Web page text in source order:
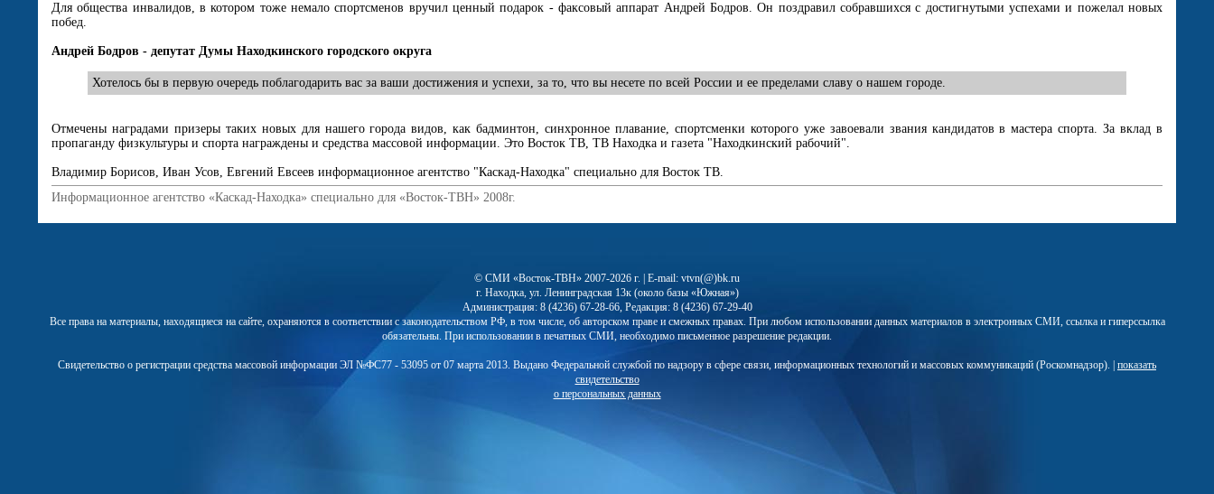
Для общества инвалидов, в котором тоже немало спортсменов вручил ценный подарок - факсовый аппарат Андрей Бодров. Он поздравил собравшихся с достигнутыми успехами и пожелал новых
побед.
Андрей Бодров - депутат Думы Находкинского городского округа
Хотелось бы в первую очередь поблагодарить вас за ваши достижения и успехи, за то, что вы несете по всей России и ее пределами славу о нашем городе.
Отмечены наградами призеры таких новых для нашего города видов, как бадминтон, синхронное плавание, спортсменки которого уже завоевали звания кандидатов в мастера спорта. За вклад в
пропаганду физкультуры и спорта награждены и средства массовой информации. Это Восток ТВ, ТВ Находка и газета "Находкинский рабочий".
Владимир Борисов, Иван Усов, Евгений Евсеев информационное агентство "Каскад-Находка" специально для Восток ТВ.
Информационное агентство «Каскад-Находка» специально для «Восток-ТВН» 2008г.
© СМИ «Восток-ТВН» 2007-2026 г. | E-mail: vtvn(@)bk.ru
г. Находка, ул. Ленинградская 13к (около базы «Южная»)
Администрация: 8 (4236) 67-28-66, Редакция: 8 (4236) 67-29-40
Все права на материалы, находящиеся на сайте, охраняются в соответствии с законодательством РФ, в том числе, об авторском праве и смежных правах. При любом использовании данных материалов в электронных СМИ, ссылка и гиперссылка
обязательны. При использовании в печатных СМИ, необходимо письменное разрешение редакции.
Свидетельство о регистрации средства массовой информации ЭЛ №ФС77 - 53095 от 07 марта 2013. Выдано Федеральной службой по надзору в сфере связи, информационных технологий и массовых коммуникаций (Роскомнадзор). | показать
свидетельство
о персональных данных